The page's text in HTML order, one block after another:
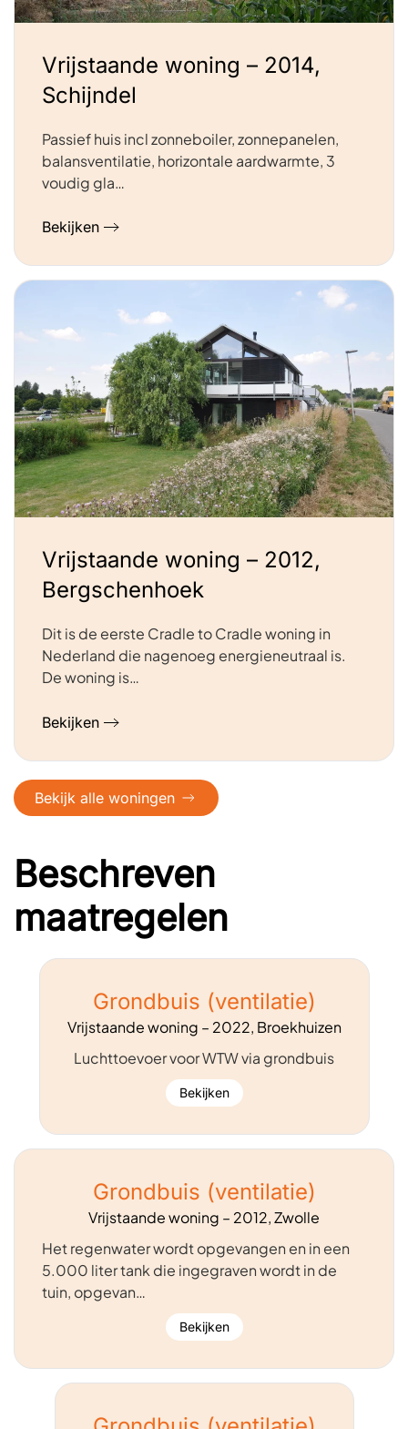
Vrijstaande woning – 2014,
Schijndel
Passief huis incl zonneboiler, zonnepanelen,
balansventilatie, horizontale aardwarmte, 3
voudig gla…
Bekijken
Vrijstaande woning – 2012,
Bergschenhoek
Dit is de eerste Cradle to Cradle woning in
Nederland die nagenoeg energieneutraal is.
De woning is…
Bekijken
Bekijk alle woningen
Beschreven
maatregelen
Grondbuis (ventilatie)
Vrijstaande woning – 2022, Broekhuizen
Luchttoevoer voor WTW via grondbuis
Bekijken
Grondbuis (ventilatie)
Vrijstaande woning – 2012, Zwolle
Het regenwater wordt opgevangen en in een
5.000 liter tank die ingegraven wordt in de
tuin, opgevan…
Bekijken